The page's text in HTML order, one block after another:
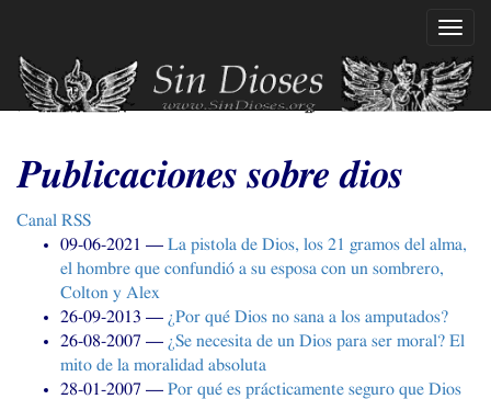
contenido
principal
Publicaciones sobre dios
Canal RSS
09-06-2021
La pistola de Dios, los 21 gramos del alma,
el hombre que confundió a su esposa con un sombrero,
Colton y Alex
26-09-2013
¿Por qué Dios no sana a los amputados?
26-08-2007
¿Se necesita de un Dios para ser moral? El
mito de la moralidad absoluta
28-01-2007
Por qué es prácticamente seguro que Dios